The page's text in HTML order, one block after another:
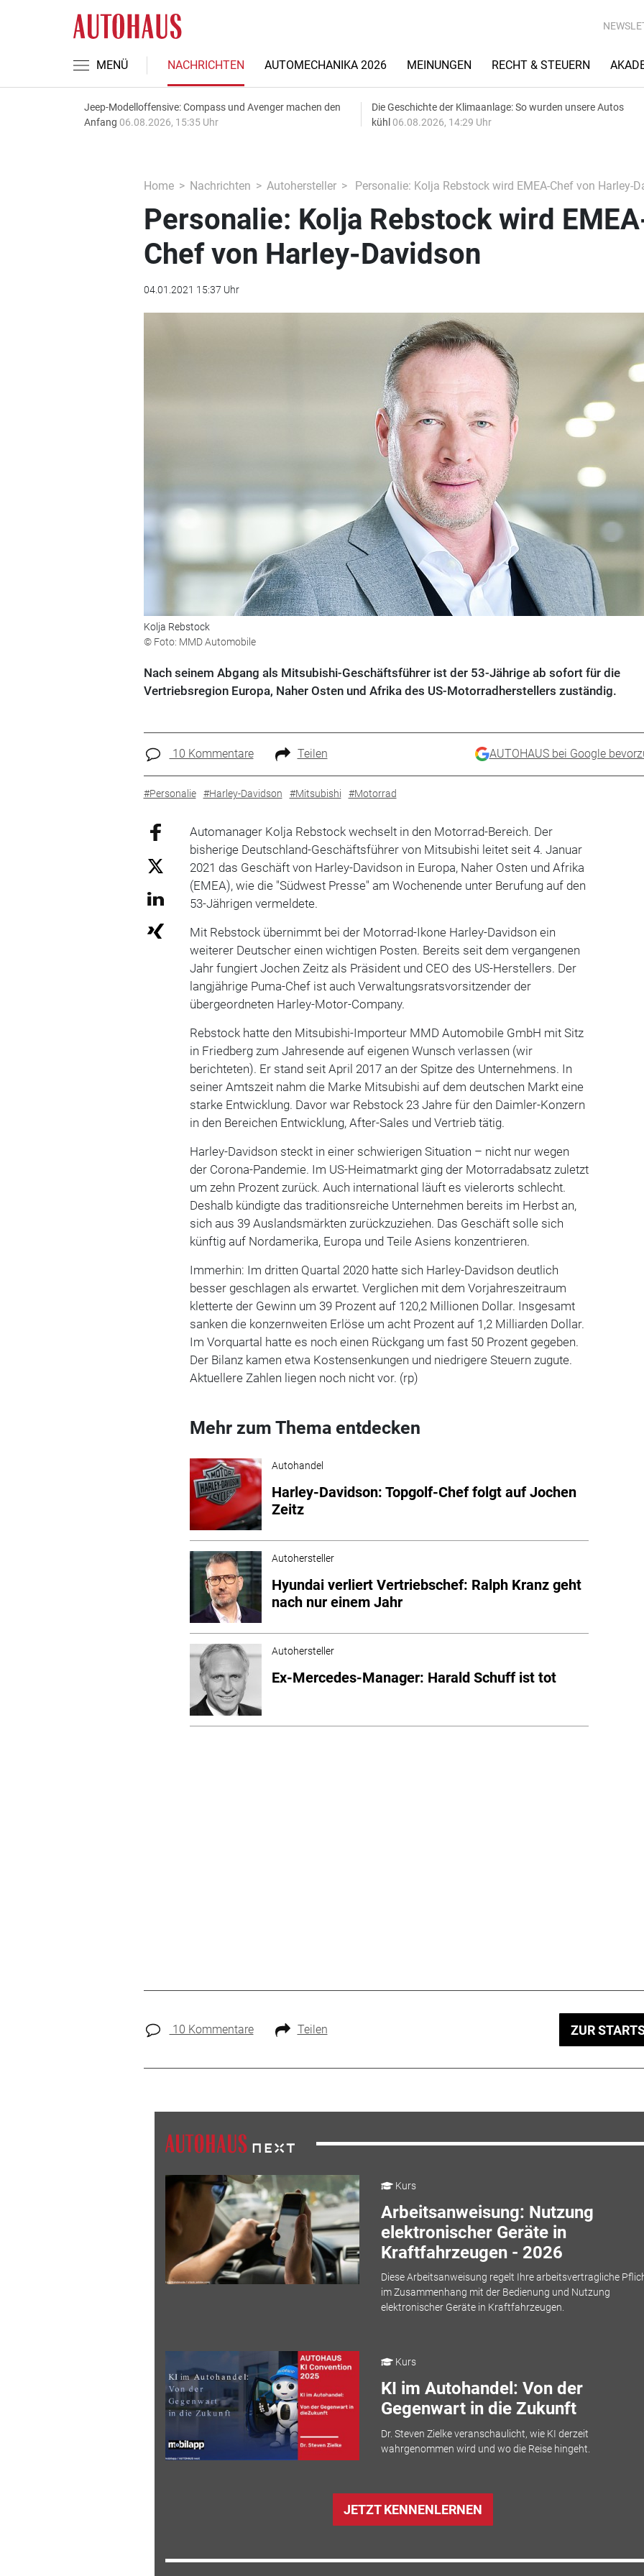
MENÜ NACHRICHTEN AUTOMECHANIKA 2026 MEINUNGEN RECHT & STEUERN
Jeep-Modelloffensive: Compass und Avenger machen den
Anfang 06.08.2026, 15:35 Uhr
Die Geschichte der Klimaanlage: So wurden unsere Autos
kühl 06.08.2026, 14:29 Uhr
Home Nachrichten Autohersteller Personalie: Kolja Rebstock wird EMEA-Chef von Harley-
Personalie: Kolja Rebstock wird
Chef von Harley-Davidson
04.01.2021 15:37 Uhr
Kolja Rebstock
© Foto: MMD Automobile
Nach seinem Abgang als Mitsubishi-Geschäftsführer ist der 53-Jährige ab sofort für die
Vertriebsregion Europa, Naher Osten und Afrika des US-Motorradherstellers zuständig.
10 Kommentare Teilen AUTOHAUS bei Google
#Personalie #Harley-Davidson #Mitsubishi #Motorrad
Automanager Kolja Rebstock wechselt in den Motorrad-Bereich. Der
bisherige Deutschland-Geschäftsführer von Mitsubishi leitet seit 4. Januar
2021 das Geschäft von Harley-Davidson in Europa, Naher Osten und Afrika
(EMEA), wie die "Südwest Presse" am Wochenende unter Berufung auf den
53-Jährigen vermeldete.
Mit Rebstock übernimmt bei der Motorrad-Ikone Harley-Davidson ein
weiterer Deutscher einen wichtigen Posten. Bereits seit dem vergangenen
Jahr fungiert Jochen Zeitz als Präsident und CEO des US-Herstellers. Der
langjährige Puma-Chef ist auch Verwaltungsratsvorsitzender der
übergeordneten Harley-Motor-Company.
Rebstock hatte den Mitsubishi-Importeur MMD Automobile GmbH mit Sitz
in Friedberg zum Jahresende auf eigenen Wunsch verlassen (wir
berichteten). Er stand seit April 2017 an der Spitze des Unternehmens. In
seiner Amtszeit nahm die Marke Mitsubishi auf dem deutschen Markt eine
starke Entwicklung. Davor war Rebstock 23 Jahre für den Daimler-Konzern
in den Bereichen Entwicklung, After-Sales und Vertrieb tätig.
Harley-Davidson steckt in einer schwierigen Situation – nicht nur wegen
der Corona-Pandemie. Im US-Heimatmarkt ging der Motorradabsatz zuletzt
um zehn Prozent zurück. Auch international läuft es vielerorts schlecht.
Deshalb kündigte das traditionsreiche Unternehmen bereits im Herbst an,
sich aus 39 Auslandsmärkten zurückzuziehen. Das Geschäft solle sich
künftig auf Nordamerika, Europa und Teile Asiens konzentrieren.
Immerhin: Im dritten Quartal 2020 hatte sich Harley-Davidson deutlich
besser geschlagen als erwartet. Verglichen mit dem Vorjahreszeitraum
kletterte der Gewinn um 39 Prozent auf 120,2 Millionen Dollar. Insgesamt
sanken die konzernweiten Erlöse um acht Prozent auf 1,2 Milliarden Dollar.
Im Vorquartal hatte es noch einen Rückgang um fast 50 Prozent gegeben.
Der Bilanz kamen etwa Kostensenkungen und niedrigere Steuern zugute.
Aktuellere Zahlen liegen noch nicht vor. (rp)
Mehr zum Thema entdecken
Autohandel
Harley-Davidson: Topgolf-Chef folgt auf Jochen
Zeitz
Autohersteller
Hyundai verliert Vertriebschef: Ralph Kranz geht
nach nur einem Jahr
Autohersteller
Ex-Mercedes-Manager: Harald Schuff ist tot
10 Kommentare Teilen ZUR
Kurs
Arbeitsanweisung: Nutzung
elektronischer Geräte in
Kraftfahrzeugen - 2026
Diese Arbeitsanweisung regelt Ihre arbeitsvertragliche
im Zusammenhang mit der Bedienung und Nutzung
elektronischer Geräte in Kraftfahrzeugen.
Kurs
KI im Autohandel: Von der
Gegenwart in die Zukunft
Dr. Steven Zielke veranschaulicht, wie KI derzeit
wahrgenommen wird und wo die Reise hingeht.
JETZT KENNENLERNEN